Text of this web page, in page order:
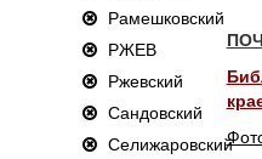
Рамешковский
РЖЕВ
Ржевский
Сандовский
Селижаровский